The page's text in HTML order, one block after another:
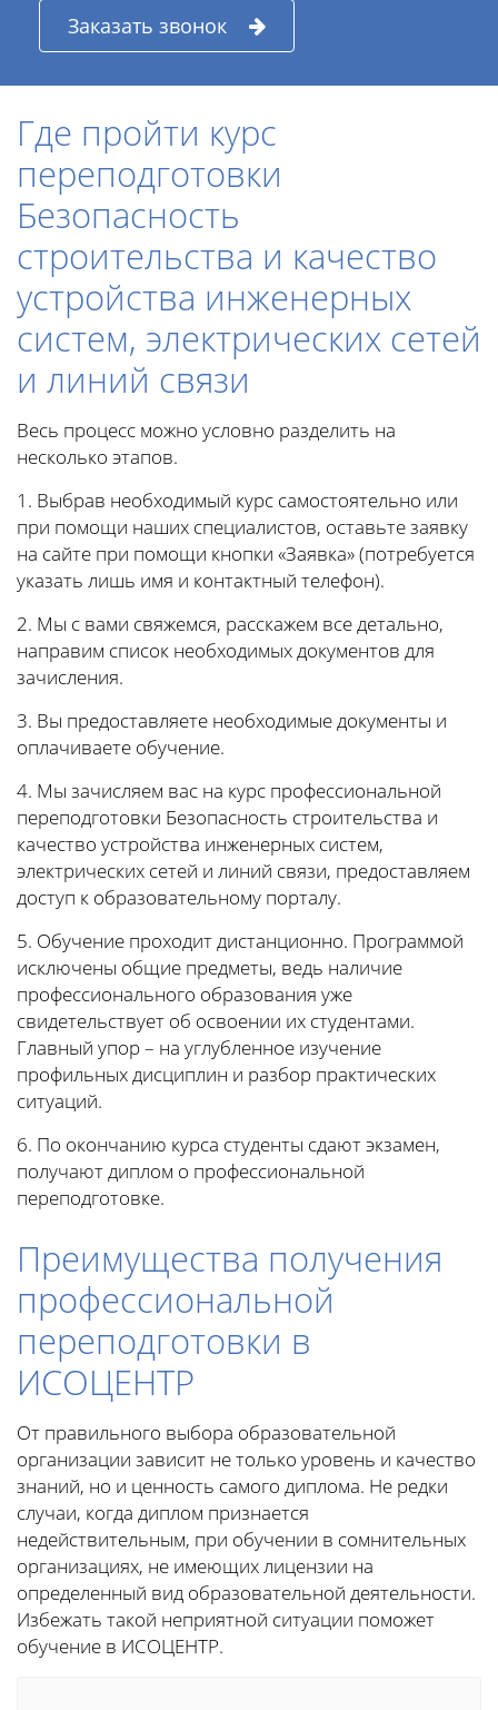
Заказать звонок
Где пройти курс
переподготовки
Безопасность
строительства и качество
устройства инженерных
систем, электрических сетей
и линий связи
Весь процесс можно условно разделить на
несколько этапов.
1. Выбрав необходимый курс самостоятельно или
при помощи наших специалистов, оставьте заявку
на сайте при помощи кнопки «Заявка» (потребуется
указать лишь имя и контактный телефон).
2. Мы с вами свяжемся, расскажем все детально,
направим список необходимых документов для
зачисления.
3. Вы предоставляете необходимые документы и
оплачиваете обучение.
4. Мы зачисляем вас на курс профессиональной
переподготовки Безопасность строительства и
качество устройства инженерных систем,
электрических сетей и линий связи, предоставляем
доступ к образовательному порталу.
5. Обучение проходит дистанционно. Программой
исключены общие предметы, ведь наличие
профессионального образования уже
свидетельствует об освоении их студентами.
Главный упор – на углубленное изучение
профильных дисциплин и разбор практических
ситуаций.
6. По окончанию курса студенты сдают экзамен,
получают диплом о профессиональной
переподготовке.
Преимущества получения
профессиональной
переподготовки в
ИСОЦЕНТР
От правильного выбора образовательной
организации зависит не только уровень и качество
знаний, но и ценность самого диплома. Не редки
случаи, когда диплом признается
недействительным, при обучении в сомнительных
организациях, не имеющих лицензии на
определенный вид образовательной деятельности.
Избежать такой неприятной ситуации поможет
обучение в ИСОЦЕНТР.